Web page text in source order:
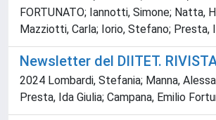
FORTUNATO; Iannotti, Simone; Natta,
Mazziotti, Carla; Iorio, Stefano; Presta,
Newsletter del DIITET.
2024 Lombardi, Stefania; Manna,
Presta, Ida Giulia; Campana, Emilio